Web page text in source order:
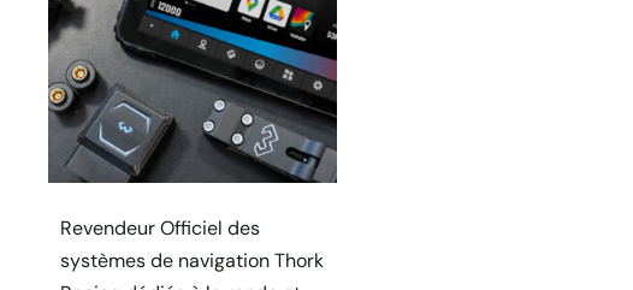
Revendeur Officiel des
systèmes de navigation Thork